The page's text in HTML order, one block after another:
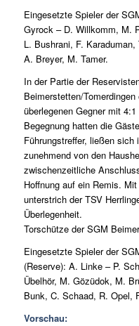
Eingesetzte Spieler der
Gyrock – D. Willkomm, M.
L. Bushrani, F.
A. Breyer, M. Tamer.
In der Partie der
Beimerstetten/
überlegenen Gegner mit
Begegnung hatten die
Führungstreffer, ließen sich
zunehmend von den
zwischenzeitliche
Hoffnung auf ein Remis.
unterstrich der TSV
Überlegenheit.
Torschütze der SGM
Eingesetzte Spieler der
(Reserve): A. Linke – P.
Übelhör, M. Gözüdok, M.
Bunk, C. Schaad, R. Opel,
Vorschau: